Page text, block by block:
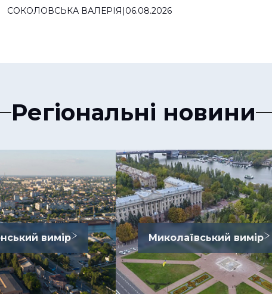
СОКОЛОВСЬКА ВАЛЕРІЯ|06.08.2026
Регіональні новини
вимір Миколаївський вимір